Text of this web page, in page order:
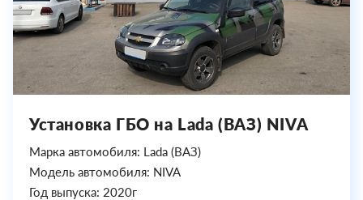
Установка ГБО на Lada (ВАЗ) NIVA
Марка автомобиля: Lada (ВАЗ)
Модель автомобиля: NIVA
Год выпуска: 2020г